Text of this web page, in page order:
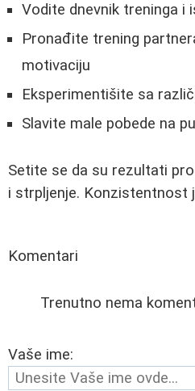
Vodite dnevnik treninga i
Pronađite trening
motivaciju
Eksperimentišite sa
Slavite male pobede na
Setite se da su rezultati
i strpljenje. Konzistentnost
Komentari
Trenutno nema
Vaše ime: